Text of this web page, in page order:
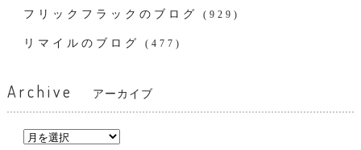
フリックフラックのブログ (929)
リマイルのブログ (477)
Archive アーカイブ